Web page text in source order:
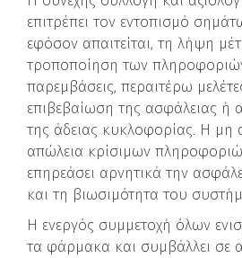
επιτρέπει τον εντοπισμό
εφόσον απαιτείται, τη λήψη
τροποποίηση των
παρεμβάσεις, περαιτέρω
επιβεβαίωση της ασφάλειας ή
της άδειας κυκλοφορίας. Η μη
απώλεια κρίσιμων
επηρεάσει αρνητικά την
και τη βιωσιμότητα του
Η ενεργός συμμετοχή όλων
τα φάρμακα και συμβάλλει σε